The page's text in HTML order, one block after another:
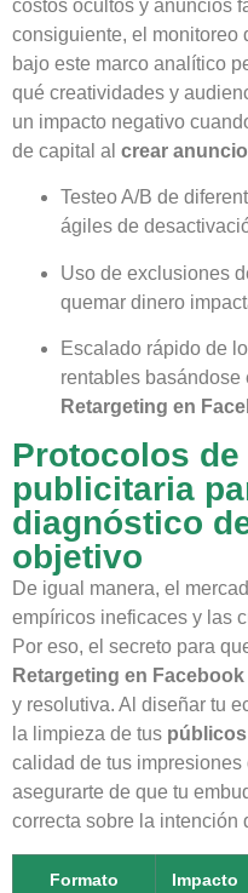
costos ocultos y anuncios
consiguiente, el monitoreo
bajo este marco analítico
qué creatividades y
un impacto negativo
de capital al crear
Testeo A/B de
ágiles de
Uso de exclusiones
quemar dinero
Escalado rápido de
rentables basándose
Retargeting en
Protocolos
publicitaria
diagnóstico
objetivo
De igual manera, el
empíricos ineficaces y las
Por eso, el secreto para
Retargeting en Facebook
y resolutiva. Al diseñar tu
la limpieza de tus
calidad de tus
asegurarte de que tu
correcta sobre la intención
Formato
Impacto